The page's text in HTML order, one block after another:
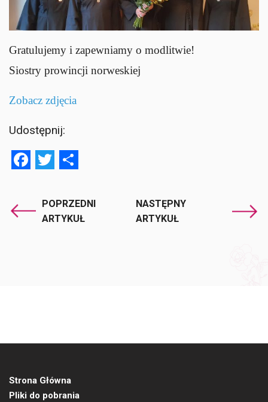
Gratulujemy i zapewniamy o modlitwie!
Siostry prowincji norweskiej
Zobacz zdjęcia
Udostępnij:
Facebook
Twitter
POPRZEDNI
ARTYKUŁ
NASTĘPNY
ARTYKUŁ
Strona Główna
Pliki do pobrania